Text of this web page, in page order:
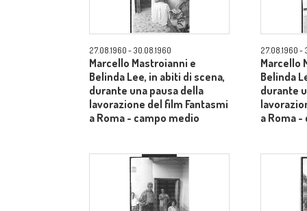
27.08.1960 - 30.08.1960
Marcello Mastroianni e
Belinda Lee, in abiti di scena,
durante una pausa della
lavorazione del film Fantasmi
a Roma - campo medio
27.08.1960 -
Marcello
Belinda
durante
a Roma